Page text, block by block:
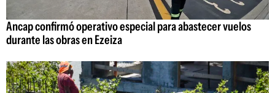
Ancap confirmó operativo especial para abastecer vuelos
durante las obras en Ezeiza